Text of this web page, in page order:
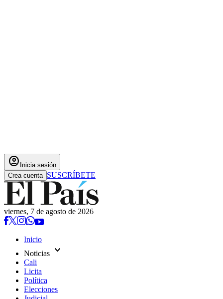
account_circle Inicia sesión
Crea cuenta SUSCRÍBETE
viernes, 7 de agosto de 2026
Inicio
Noticias expand_more
Cali
Licita
Política
Elecciones